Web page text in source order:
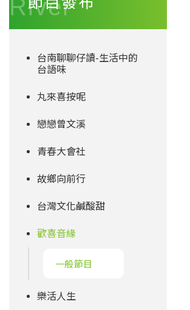
台南聊聊仔讀-生活中的
台語味
丸來喜按呢
戀戀曾文溪
青春大會社
故鄉向前行
台灣文化鹹酸甜
歡喜音緣
一般節目
樂活人生